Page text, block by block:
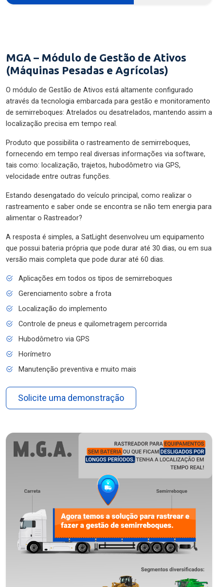
MGA – Módulo de Gestão de Ativos
(Máquinas Pesadas e Agrícolas)
O módulo de Gestão de Ativos está altamente configurado
através da tecnologia embarcada para gestão e monitoramento
de semirreboques: Atrelados ou desatrelados, mantendo assim a
localização precisa em tempo real.
Produto que possibilita o rastreamento de semirreboques,
fornecendo em tempo real diversas informações via software,
tais como: localização, trajetos, hubodômetro via GPS,
velocidade entre outras funções.
Estando desengatado do veículo principal, como realizar o
rastreamento e saber onde se encontra se não tem energia para
alimentar o Rastreador?
A resposta é simples, a SatLight desenvolveu um equipamento
que possui bateria própria que pode durar até 30 dias, ou em sua
versão mais completa que pode durar até 60 dias.
Aplicações em todos os tipos de semirreboques
Gerenciamento sobre a frota
Localização do implemento
Controle de pneus e quilometragem percorrida
Hubodômetro via GPS
Horímetro
Manutenção preventiva e muito mais
Solicite uma demonstração